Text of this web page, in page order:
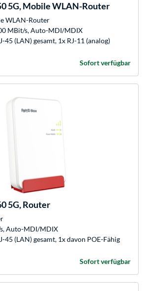
5G, Mobile WLAN-Router
WLAN-Router
MBit/s, Auto-MDI/MDIX
45 (LAN) gesamt, 1x RJ-11 (analog)
Sofort verfügbar
5G, Router
Auto-MDI/MDIX
45 (LAN) gesamt, 1x davon POE-Fähig
Sofort verfügbar